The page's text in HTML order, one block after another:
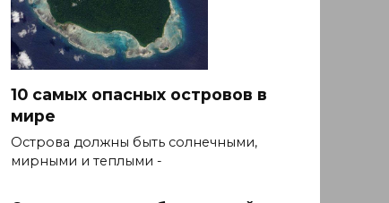
10 самых опасных островов в
мире
Острова должны быть солнечными,
мирными и теплыми -